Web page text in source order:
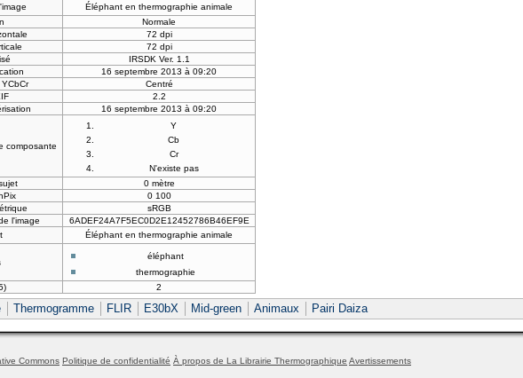
Éléphant en thermographie animale
Normale
72 dpi
72 dpi
IRSDK Ver. 1.1
16 septembre 2013 à 09:20
Centré
2.2
16 septembre 2013 à 09:20
composante
Y
Cb
Cr
N'existe pas
0 mètre
0 100
sRGB
l'image
6ADEF24A7F5EC0D2E12452786B46EF9E
Éléphant en thermographie animale
éléphant
thermographie
2
Thermogramme FLIR E30bX Mid-green Animaux Pairi Daiza
Commons Politique de confidentialité À propos de La Librairie Thermographique Avertissements